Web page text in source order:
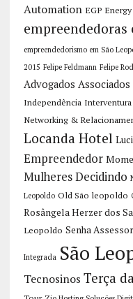
Automation EGP Energy
empreendedoras
empreendedorismo em São
2015 Felipe Feldmann Felipe
Advogados Associados
Independência Interventura
Networking &
Locanda Hotel
Empreendedor
Mulheres Decidindo
Leopoldo Old São leopoldo
Rosângela Herzer dos
Leopoldo Senha
Integrada São
Tecnosinos Terça